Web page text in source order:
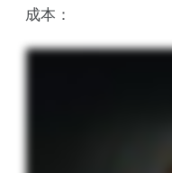
成本：